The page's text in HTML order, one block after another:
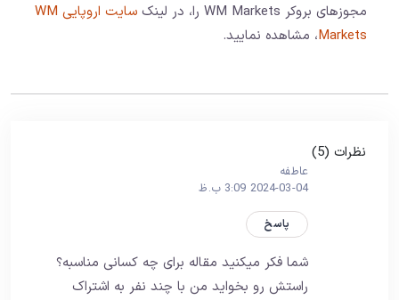
مجوزهای بروکر WM Markets را، در لینک
سایت اروپایی WM
Markets، مشاهده نمایید.
نظرات (5)
عاطفه
2024-03-04 3:09 ب.ظ
پاسخ
شما فکر میکنید مقاله برای چه کسانی مناسبه؟
راستش رو بخواید من با چند نفر به اشتراک